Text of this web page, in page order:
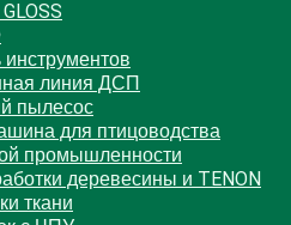
линия ДСП
пылесос
для птицоводства
промышленности
деревесины и TENON
ткани